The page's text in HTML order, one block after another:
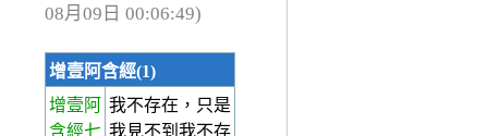
08月09日 00:06:49)
增壹阿含經(1)
增壹阿
含經七
我不存在，只是
我見不到我不存